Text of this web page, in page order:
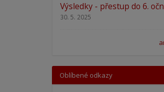
Výsledky - přestup do 6.
30. 5. 2025
Oblíbené odkazy